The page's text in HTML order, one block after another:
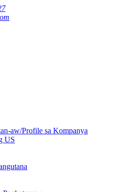
aw/Profile sa Kompanya
US